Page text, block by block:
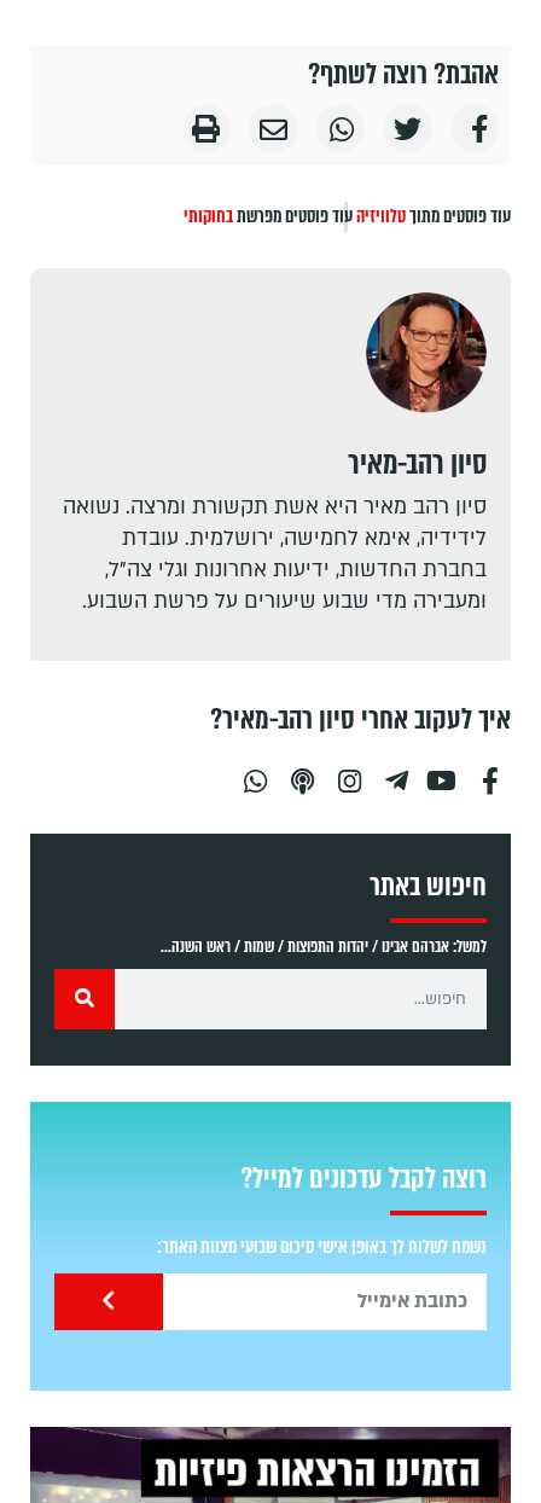
אהבת? רוצה לשתף?
עוד פוסטים מתוךטלוויזיהעוד פוסטים מפרשתבחוקותי
סיון רהב-מאיר
סיון רהב מאיר היא אשת תקשורת ומרצה. נשואה
לידידיה, אימא לחמישה, ירושלמית. עובדת
בחברת החדשות, ידיעות אחרונות וגלי צה"ל,
ומעבירה מדי שבוע שיעורים על פרשת השבוע.
איך לעקוב אחרי סיון רהב-מאיר?
חיפוש באתר
למשל: אברהם אבינו / יהדות התפוצות / שמות / ראש השנה...
רוצה לקבל עדכונים למייל?
נשמח לשלוח לך באופן אישי סיכום שבועי מצוות האתר: